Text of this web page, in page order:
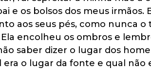
e os bolsos dos meus irmãos.
aos seus pés, como nunca
encolheu os ombros e
saber dizer o lugar dos
o lugar da fonte e qual não